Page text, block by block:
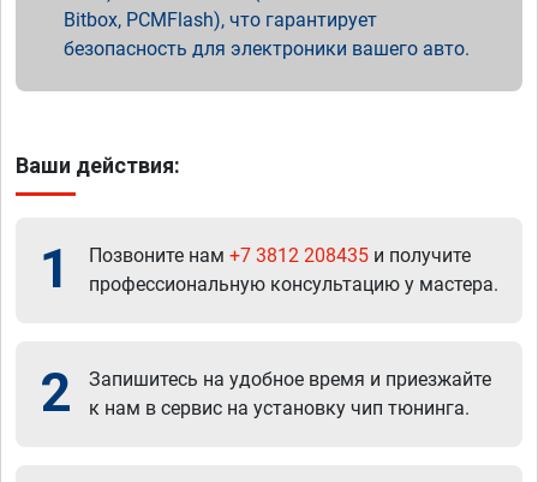
Bitbox, PCMFlash), что гарантирует
безопасность для электроники вашего авто.
Ваши действия:
1 Позвоните нам +7 3812 208435 и получите
профессиональную консультацию у мастера.
2
Запишитесь на удобное время и приезжайте
к нам в сервис на установку чип тюнинга.